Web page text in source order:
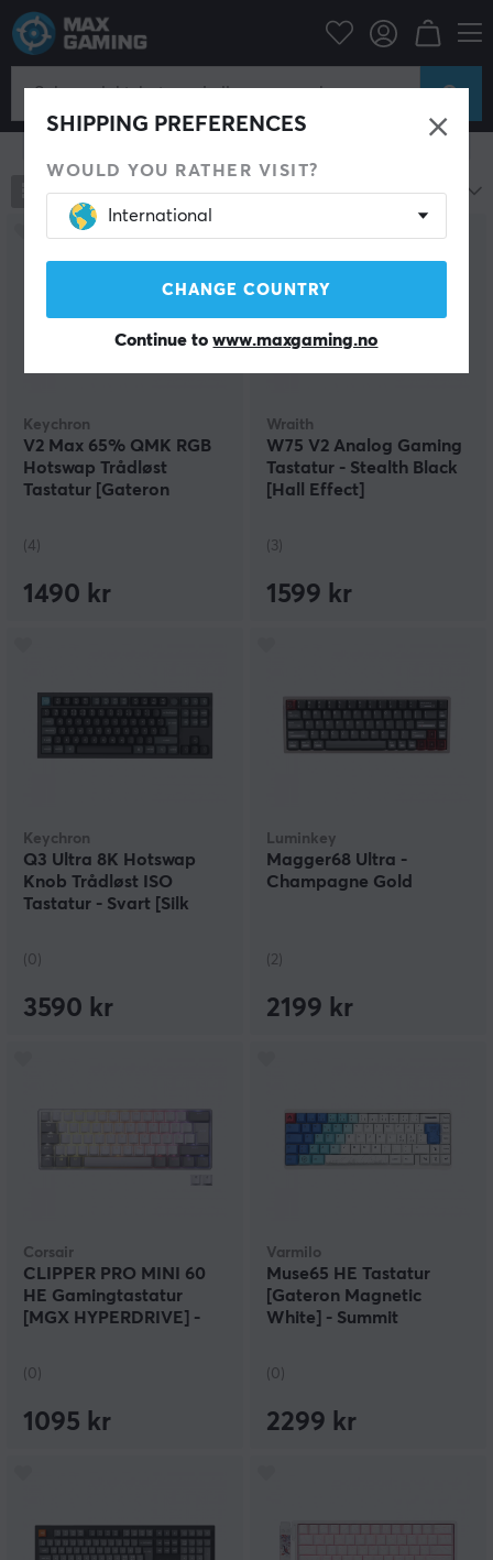
SHIPPING PREFERENCES
WOULD YOU RATHER VISIT?
International
CHANGE COUNTRY
Continue towww.maxgaming.no
Datatilbehør Gaming tastatur
Gaming Tastatur
680 produkter Mest populære
Keychron
V2 Max 65% QMK RGB
Hotswap Trådløst
Tastatur [Gateron
(4)
1490 kr
Wraith
W75 V2 Analog Gaming
Tastatur - Stealth Black
[Hall Effect]
(3)
1599 kr
Keychron
Q3 Ultra 8K Hotswap
Knob Trådløst ISO
Tastatur - Svart [Silk
(0)
3590 kr
Luminkey
Magger68 Ultra -
Champagne Gold
(2)
2199 kr
Corsair
CLIPPER PRO MINI 60
HE Gamingtastatur
[MGX HYPERDRIVE] -
(0)
1095 kr
Varmilo
Muse65 HE Tastatur
[Gateron Magnetic
White] - Summit
(0)
2299 kr